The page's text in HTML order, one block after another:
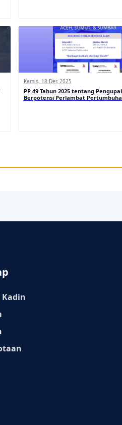
Kamis, 18 Des 2025
PP 49 Tahun 2025 tentang
Berpotensi Perlambat